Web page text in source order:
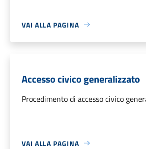
VAI ALLA PAGINA
Accesso civico generalizzato
Procedimento di accesso civico
VAI ALLA PAGINA